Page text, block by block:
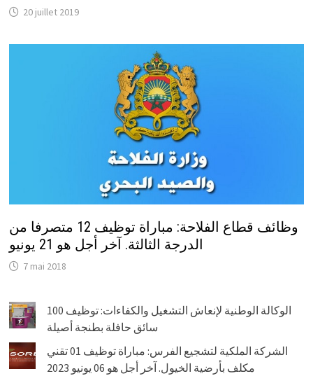
20 juillet 2019
وظائف قطاع الفلاحة: مباراة توظيف 12 متصرفا من
الدرجة الثالثة. آخر أجل هو 21 يونيو
7 mai 2018
الوكالة الوطنية لإنعاش التشغيل والكفاءات: توظيف 100
سائق حافلة بطنجة أصيلة
الشركة الملكية لتشجيع الفرس: مباراة توظيف 01 تقني
مكلف بأرضية الخيول. آخر أجل هو 06 يونيو 2023